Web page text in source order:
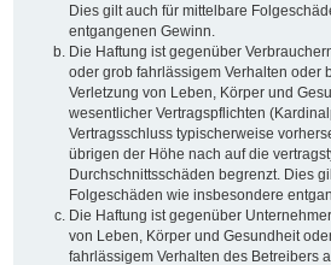
Dies gilt auch für mittelbare
entgangenen Gewinn.
Die Haftung ist gegenüber
oder grob fahrlässigem Verhalten oder
Verletzung von Leben, Körper und
wesentlicher Vertragspflichten
Vertragsschluss typischerweise
übrigen der Höhe nach auf die
Durchschnittsschäden begrenzt. Dies
Folgeschäden wie insbesondere
Die Haftung ist gegenüber
von Leben, Körper und Gesundheit
fahrlässigem Verhalten des Betreibers